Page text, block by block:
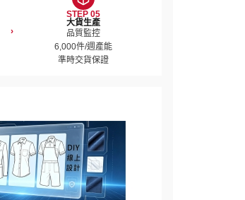
›
STEP 05
大貨生產
品質監控
6,000件/週產能
準時交貨保證